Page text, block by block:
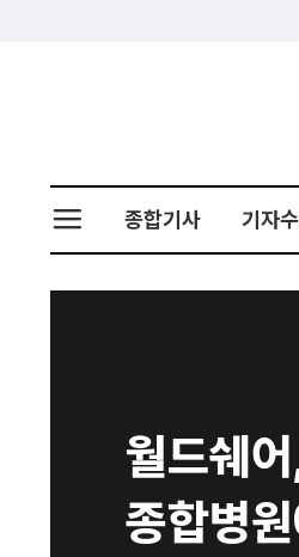
종합기사 기자
월드쉐
종합병